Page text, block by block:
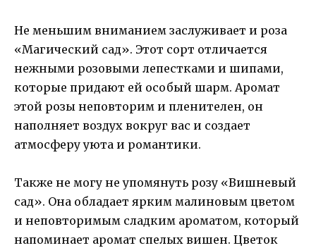
Не меньшим вниманием заслуживает и роза
«Магический сад». Этот сорт отличается
нежными розовыми лепестками и шипами,
которые придают ей особый шарм. Аромат
этой розы неповторим и пленителен, он
наполняет воздух вокруг вас и создает
атмосферу уюта и романтики.
Также не могу не упомянуть розу «Вишневый
сад». Она обладает ярким малиновым цветом
и неповторимым сладким ароматом, который
напоминает аромат спелых вишен. Цветок